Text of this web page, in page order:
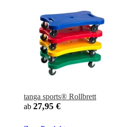
tanga sports® Rollbrett
ab 27,95 €